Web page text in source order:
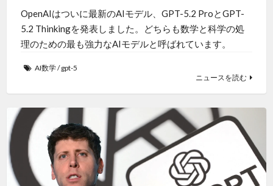
OpenAIはついに最新のAIモデル、GPT-5.2 ProとGPT-
5.2 Thinkingを発表しました。どちらも数学と科学の処
理のための最も強力なAIモデルと呼ばれています。
AI数学/gpt-5
ニュースを読む